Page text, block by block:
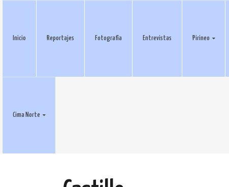
Inicio Reportajes Fotografía Entrevistas Pirineo
Cima Norte